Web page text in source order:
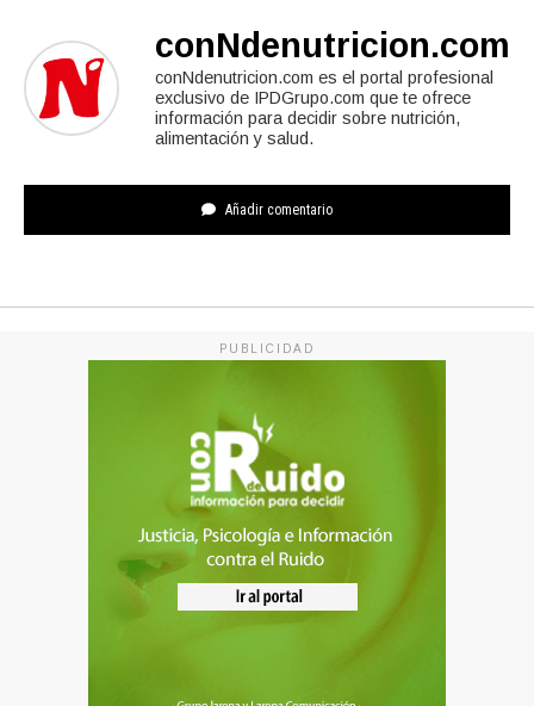
conNdenutricion.com
conNdenutricion.com es el portal profesional
exclusivo de IPDGrupo.com que te ofrece
información para decidir sobre nutrición,
alimentación y salud.
Añadir comentario
PUBLICIDAD